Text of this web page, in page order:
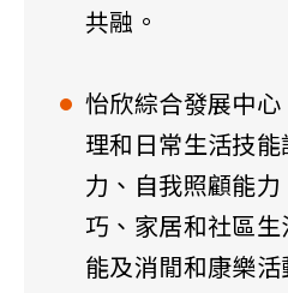
共融。
怡欣綜合發展中
理和日常生活技
力、自我照顧能
巧、家居和社區
能及消閒和康樂活